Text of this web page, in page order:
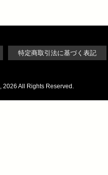
特定商取引法に基づく表記
, 2026 All Rights Reserved.